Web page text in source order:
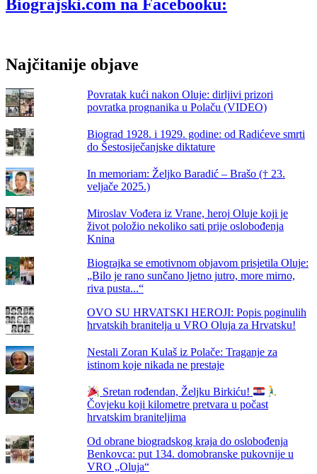
Biograjski.com na Facebooku:
Najčitanije objave
Povratak kući nakon Oluje: dirljivi prizori
povratka prognanika u Polaču (VIDEO)
Biograd 1928. i 1929. godine: od Radićeve smrti
do Šestosiječanjske diktature
In memoriam: Željko Baradić – Brašo († 23.
veljače 2025.)
Miroslav Vođera iz Vrane, heroj Oluje koji je
život položio nekoliko sati prije oslobođenja
Knina
Biograjka se emotivnom objavom prisjetila Oluje:
„Bilo je rano sunčano ljetno jutro, more mirno,
riva pusta...“
OVO SU HRVATSKI HEROJI: Popis poginulih
hrvatskih branitelja u VRO Oluja za Hrvatsku!
Nestali Zoran Kulaš iz Polače: Traganje za
istinom koje nikada ne prestaje
Sretan rođendan, Željku Birkiću!
Čovjeku koji kilometre pretvara u počast
hrvatskim braniteljima
Od obrane biogradskog kraja do oslobođenja
Benkovca: put 134. domobranske pukovnije u
VRO „Oluja“